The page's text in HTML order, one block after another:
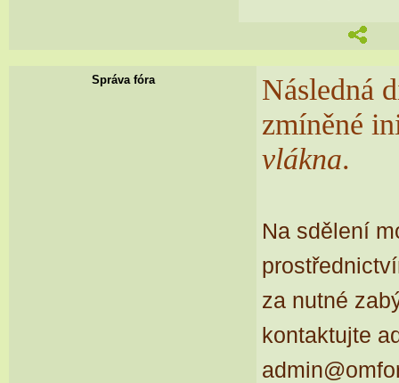
Správa fóra
Následná
zmíněné
vlákna.
Na sdělení
za nutné
kontaktujte